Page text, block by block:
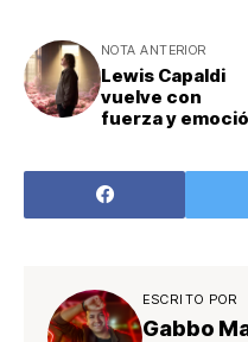
NOTA ANTERIOR
Lewis Capaldi
vuelve con
fuerza y
ESCRITO POR
Gabbo